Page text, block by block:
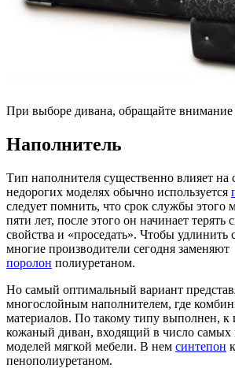
При выборе дивана, обращайте
Наполнитель
Тип наполнителя существенно влияет на
недорогих моделях обычно используется
следует помнить, что срок службы этого
пяти лет, после этого он начинает терять
свойства и «проседать». Чтобы удлинить
многие производители сегодня заменяют
поролон полиуретаном.
Но самый оптимальный вариант
многослойным наполнителем, где
материалов. По такому типу выполнен, к
кожаный диван, входящий в число самых
моделей мягкой мебели. В нем синтепон
пенополиуретаном.